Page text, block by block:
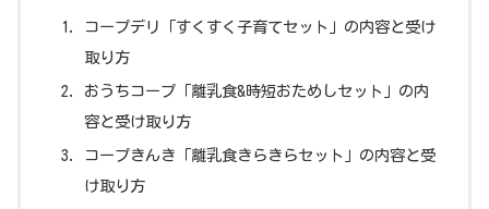
コープデリ「すくすく子育てセット」の内容と受け
取り方
おうちコープ「離乳食&時短おためしセット」の内
容と受け取り方
コープきんき「離乳食きらきらセット」の内容と受
け取り方